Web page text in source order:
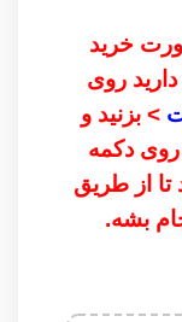
خرید
دارید روی
> بزنید و
روی دکمه
تا از طریق
بشه.